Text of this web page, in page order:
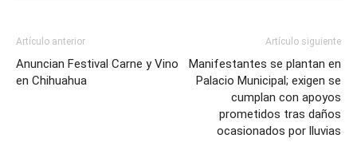
Artículo anterior
Anuncian Festival Carne y Vino
en Chihuahua
Artículo siguiente
Manifestantes se plantan en
Palacio Municipal; exigen se
cumplan con apoyos
prometidos tras daños
ocasionados por lluvias